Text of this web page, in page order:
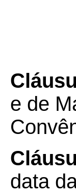
e de
data